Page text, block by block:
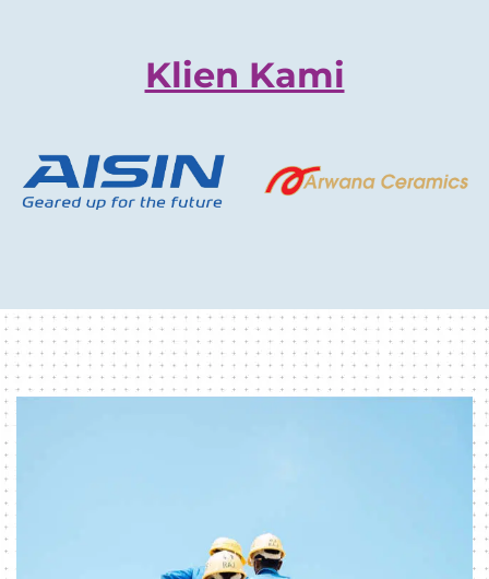
Klien Kami